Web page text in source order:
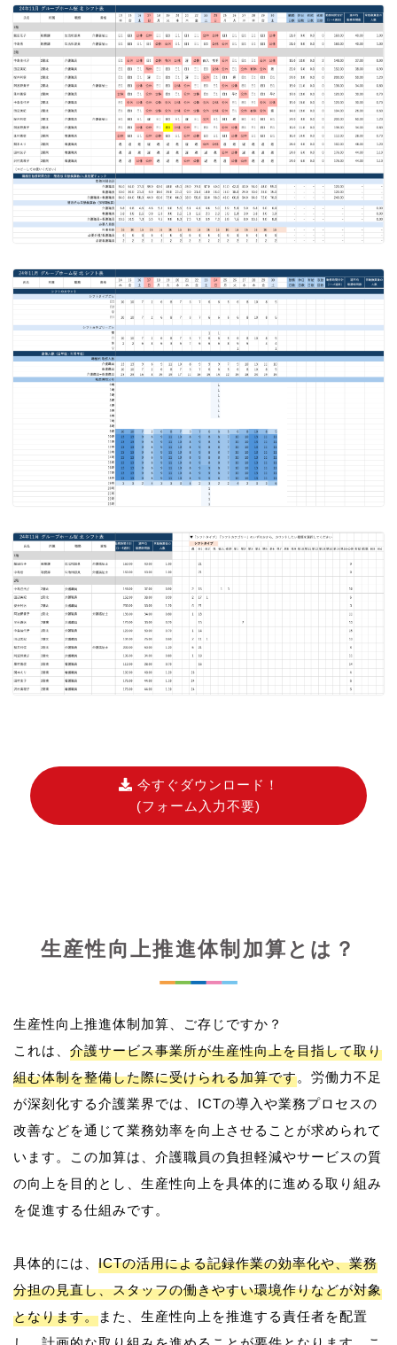
今すぐダウンロード！
(フォーム入力不要)
生産性向上推進体制加算とは？
生産性向上推進体制加算、ご存じですか？
これは、 介護サービス事業所が生産性向上を目指して取り
組む体制を整備した際に受けられる加算です。労働力不足
が深刻化する介護業界では、ICTの導入や業務プロセスの
改善などを通じて業務効率を向上させることが求められて
います。この加算は、介護職員の負担軽減やサービスの質
の向上を目的とし、生産性向上を具体的に進める取り組み
を促進する仕組みです。
具体的には、 ICTの活用による記録作業の効率化や、業務
分担の見直し、スタッフの働きやすい環境作りなどが対象
となります。また、生産性向上を推進する責任者を配置